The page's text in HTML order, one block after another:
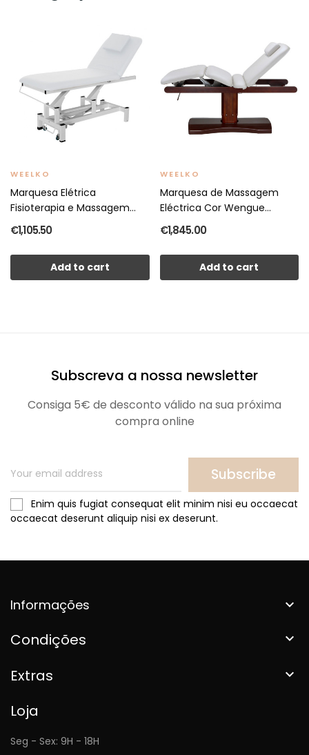
WEELKO
Marquesa Elétrica
Fisioterapia e Massagem
VITAL
€1,105.50
Add to cart
WEELKO
Marquesa de Massagem
Eléctrica Cor Wengue...
€1,845.00
Add to cart
Subscreva a nossa newsletter
Consiga 5€ de desconto válido na sua próxima
compra online
Subscribe
Enim quis fugiat consequat elit minim nisi eu occaecat
occaecat deserunt aliquip nisi ex deserunt.
Informações 
Condições 
Extras 
Loja
Seg - Sex: 9H - 18H